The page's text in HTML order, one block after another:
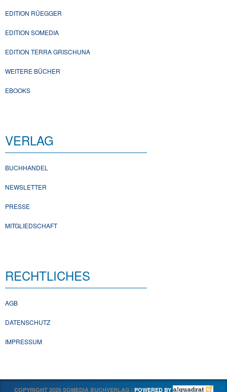
EDITION RÜEGGER
EDITION SOMEDIA
EDITION TERRA GRISCHUNA
WEITERE BÜCHER
EBOOKS
VERLAG
BUCHHANDEL
NEWSLETTER
PRESSE
MITGLIEDSCHAFT
RECHTLICHES
AGB
DATENSCHUTZ
IMPRESSUM
COPYRIGHT 2026 SOMEDIA BUCHVERLAG | POWERED BY